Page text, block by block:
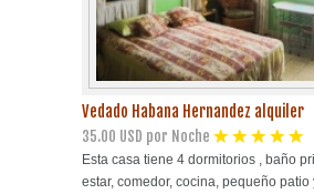
Vedado Habana Hernandez alquiler
35.00 USD por Noche
Esta casa tiene 4 dormitorios , baño
estar, comedor, cocina, pequeño patio